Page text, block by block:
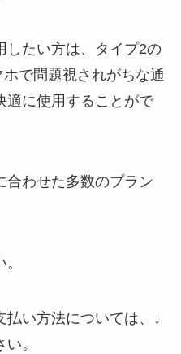
したい方は、タイプ2の
で問題視されがちな通
適に使用することがで
合わせた多数のプラン
払い方法については、↓
。